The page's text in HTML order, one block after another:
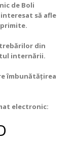
de Boli
interesat să afle
din
internării.
îmbunătățirea
electronic: